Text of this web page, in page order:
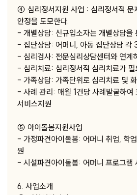
④ 심리정서지원 사업 : 심리정서적 문
안정을 도모한다.
- 개별상담: 신규입소자는 개별상담을
- 집단상담: 어머니, 아동 집단상담 각
- 심리검사: 전문심리상담센터와 연계
- 심리치료: 심리정서적 심리치료가
- 가족상담: 가족단위로 심리치료 및
- 사례 관리: 매월 1건당 사례발굴하여
서비스지원
⑤ 아이돌봄지원사업
- 가정파견아이돌봄: 어머니 취업, 학
원
- 시설파견아이돌봄: 어머니 프로그램
6. 사업소개